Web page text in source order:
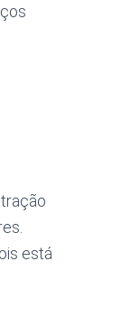
está